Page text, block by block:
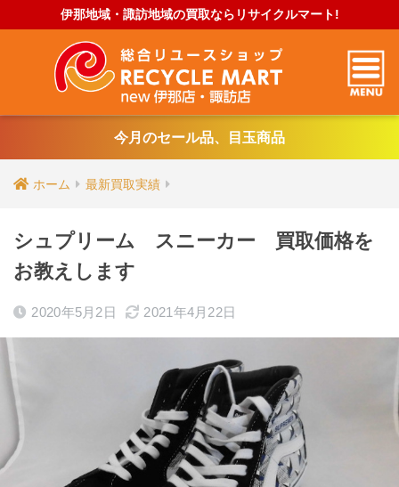
伊那地域・諏訪地域の買取ならリサイクルマート!
今月のセール品、目玉商品
ホーム 最新買取実績
シュプリーム スニーカー 買取価格を
お教えします
2020年5月2日 2021年4月22日